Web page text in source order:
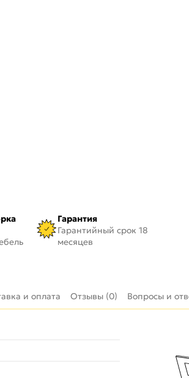
Гарантия
Гарантийный срок 18
месяцев
и оплата Отзывы (0) Вопросы и